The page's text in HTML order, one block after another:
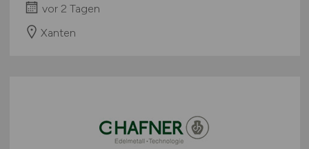
vor 2 Tagen
Xanten